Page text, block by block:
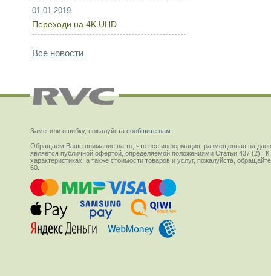
01.01.2019
Переходи на 4K UHD
Все новости
Заметили ошибку, пожалуйста сообщите нам
Обращаем Ваше внимание на то, что вся информация, размещенная на
является публичной офертой, определяемой положениями Статьи 437 (2)
характеристиках, а также стоимости товаров и услуг, пожалуйста,
60.